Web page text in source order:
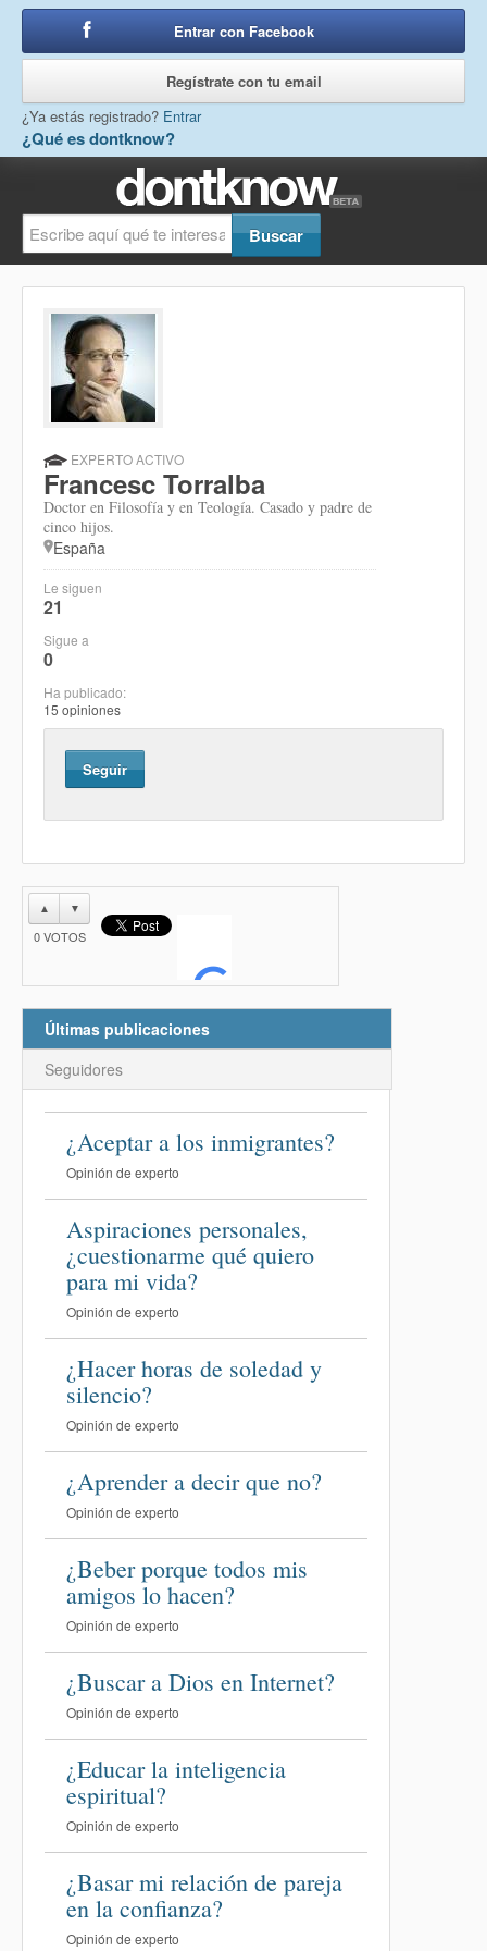
¿Qué es dontknow?
Entrar con Facebook
Regístrate con tu email
¿Ya estás registrado? Entrar
EXPERTO ACTIVO
Francesc Torralba
Doctor en Filosofía y en Teología. Casado y padre de
cinco hijos.
España
Le siguen
21
Sigue a
0
Ha publicado:
15 opiniones
Seguir
▲ ▼
0VOTOS
Últimas publicaciones
Seguidores
¿Aceptar a los inmigrantes?
Opinión de experto
Aspiraciones personales,
¿cuestionarme qué quiero
para mi vida?
Opinión de experto
¿Hacer horas de soledad y
silencio?
Opinión de experto
¿Aprender a decir que no?
Opinión de experto
¿Beber porque todos mis
amigos lo hacen?
Opinión de experto
¿Buscar a Dios en Internet?
Opinión de experto
¿Educar la inteligencia
espiritual?
Opinión de experto
¿Basar mi relación de pareja
en la confianza?
Opinión de experto